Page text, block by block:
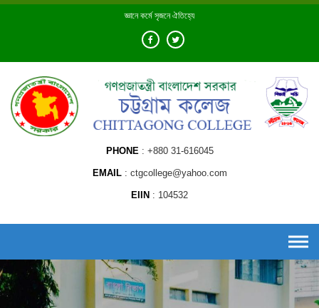
Skip
জ্ঞানে কর্মে সৃজনে ঐতিহ্যে
PHONE +880 31-616045
EMAIL ctgcollege@yahoo.com
EIIN 104532